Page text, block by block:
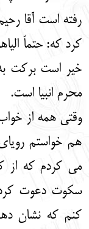
رفته است آقا
کرد که: حتماً
خیر است برکت به
محرم انبیا است.
وقتی همه از
هم خواستم
می کردم که از
سکوت دعوت
کنم که نشان